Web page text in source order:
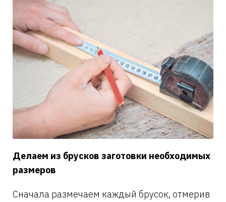
Делаем из брусков заготовки необходимых
размеров
Сначала размечаем каждый брусок, отмерив